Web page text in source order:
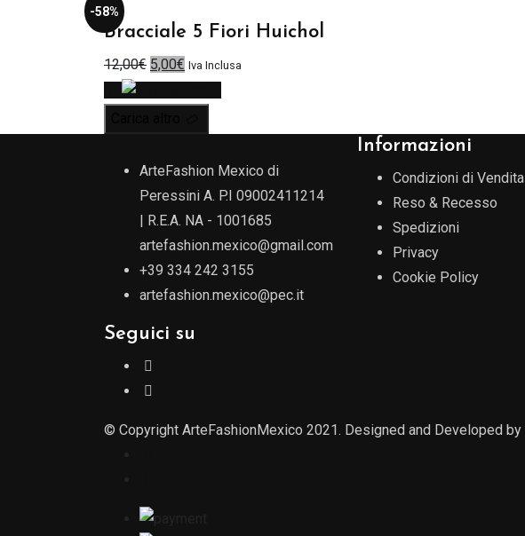
-58%
Bracciale 5 Fiori Huichol
12,00€ Il
12,00€.
5,00€ Il
5,00€.
Iva Inclusa
ArteFashion Mexico di
Peressini A. P.I 09002411214
| R.E.A. NA - 1001685
artefashion.mexico@gmail.com
+39 334 242 3155
artefashion.mexico@pec.it
Seguici su
Informazioni
Condizioni di Vendita
Reso & Recesso
Spedizioni
Privacy
Cookie Policy
© Copyright ArteFashionMexico 2021. Designed and Developed by